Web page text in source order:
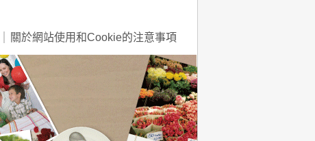
關於網站使用和Cookie的注意事項